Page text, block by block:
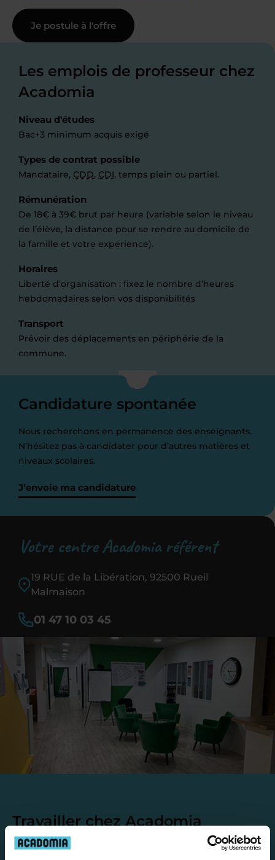
Je postule à l'offre
Les emplois de professeur chez
Acadomia
Niveau d'études
Bac+3 minimum acquis exigé
Types de contrat possible
Mandataire, CDD, CDI, temps plein ou partiel.
Rémunération
De 18€ à 39€ brut par heure (variable selon le niveau
de l’élève, la distance pour se rendre au domicile de
la famille et votre expérience).
Horaires
Liberté d’organisation : fixez le nombre d’heures
hebdomadaires selon vos disponibilités
Transport
Prévoir des déplacements en périphérie de la
commune.
Candidature spontanée
Nous recherchons en permanence des enseignants.
N’hésitez pas à candidater pour d’autres matières et
niveaux scolaires.
J’envoie ma candidature
Votre centre Acadomia référent
19 RUE de la Libération, 92500 Rueil
Malmaison
01 47 10 03 45
Travailler chez Acadomia
présente de